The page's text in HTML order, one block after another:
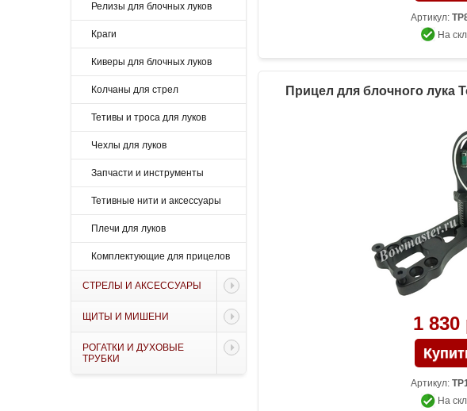
Релизы для блочных луков
Краги
Киверы для блочных луков
Колчаны для стрел
Тетивы и троса для луков
Чехлы для луков
Запчасти и инструменты
Тетивные нити и аксессуары
Плечи для луков
Комплектующие для прицелов
СТРЕЛЫ И АКСЕССУАРЫ
ЩИТЫ И МИШЕНИ
РОГАТКИ И ДУХОВЫЕ
ТРУБКИ
Артикул:
На
Прицел для блочного лука
1 830
Артикул:
На